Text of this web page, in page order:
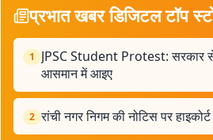
प्रभात खबर डिजिटल टॉप
1
JPSC Student Protest: सरकार
आसमान में आइए
2 रांची नगर निगम की नोटिस पर